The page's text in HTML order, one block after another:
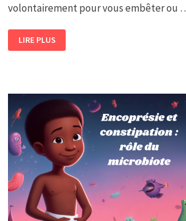
volontairement pour vous embêter ou
POURQUOI
MON
ENFANT
CULOTTE
LIRE PLUS